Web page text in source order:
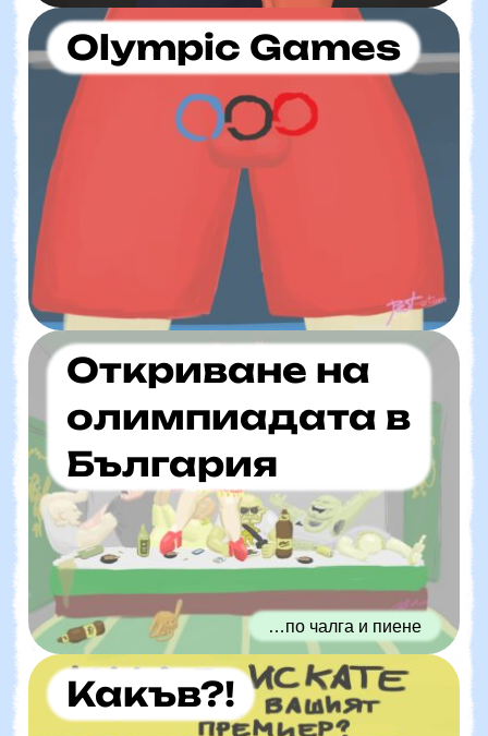
Olympic Games
Откриване на
олимпиадата в
България
…по чалга и пиене
Какъв?!